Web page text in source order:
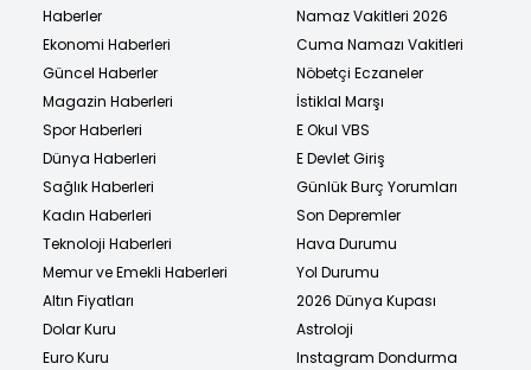
Haberler
Ekonomi Haberleri
Güncel Haberler
Magazin Haberleri
Spor Haberleri
Dünya Haberleri
Sağlık Haberleri
Kadın Haberleri
Teknoloji Haberleri
Memur ve Emekli Haberleri
Altın Fiyatları
Dolar Kuru
Euro Kuru
Namaz Vakitleri 2026
Cuma Namazı Vakitleri
Nöbetçi Eczaneler
İstiklal Marşı
E Okul VBS
E Devlet Giriş
Günlük Burç Yorumları
Son Depremler
Hava Durumu
Yol Durumu
2026 Dünya Kupası
Astroloji
Instagram Dondurma